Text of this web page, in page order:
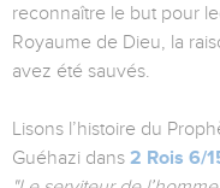
reconnaître le but pour
Royaume de Dieu, la
avez été sauvés.
Lisons l’histoire du
Guéhazi dans 2 Rois 6/